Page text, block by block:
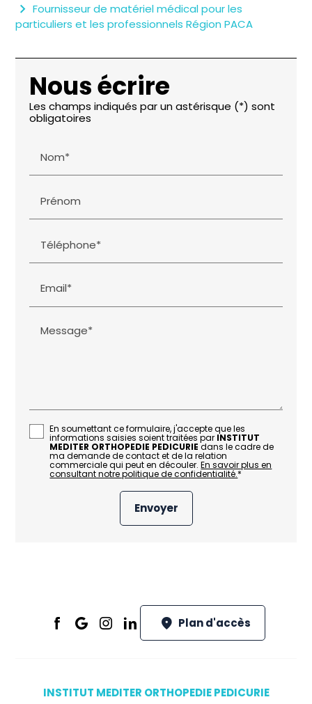
Fournisseur de matériel médical pour les
particuliers et les professionnels Région PACA
Nous écrire
Les champs indiqués par un astérisque (*) sont
obligatoires
Nom*
Prénom
Téléphone*
Email*
Message*
En soumettant ce formulaire, j'accepte que les
informations saisies soient traitées par INSTITUT
MEDITER ORTHOPEDIE PEDICURIEdans le cadre de
ma demande de contact et de la relation
commerciale qui peut en découler.En savoir plus en
consultant notre politique de confidentialité.*
Plan d'accès
INSTITUT MEDITER ORTHOPEDIE PEDICURIE